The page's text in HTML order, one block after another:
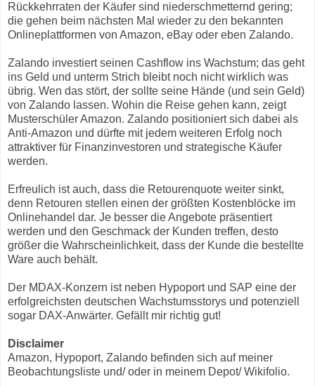
Rückkehrraten der Käufer sind niederschmetternd gering;
die gehen beim nächsten Mal wieder zu den bekannten
Onlineplattformen von Amazon, eBay oder eben Zalando.
Zalando investiert seinen Cashflow ins Wachstum; das geht
ins Geld und unterm Strich bleibt noch nicht wirklich was
übrig. Wen das stört, der sollte seine Hände (und sein Geld)
von Zalando lassen. Wohin die Reise gehen kann, zeigt
Musterschüler Amazon. Zalando positioniert sich dabei als
Anti-Amazon und dürfte mit jedem weiteren Erfolg noch
attraktiver für Finanzinvestoren und strategische Käufer
werden.
Erfreulich ist auch, dass die Retourenquote weiter sinkt,
denn Retouren stellen einen der größten Kostenblöcke im
Onlinehandel dar. Je besser die Angebote präsentiert
werden und den Geschmack der Kunden treffen, desto
größer die Wahrscheinlichkeit, dass der Kunde die bestellte
Ware auch behält.
Der MDAX-Konzern ist neben Hypoport und SAP eine der
erfolgreichsten deutschen Wachstumsstorys und potenziell
sogar DAX-Anwärter. Gefällt mir richtig gut!
Disclaimer
Amazon, Hypoport, Zalando befinden sich auf meiner
Beobachtungsliste und/ oder in meinem Depot/ Wikifolio.